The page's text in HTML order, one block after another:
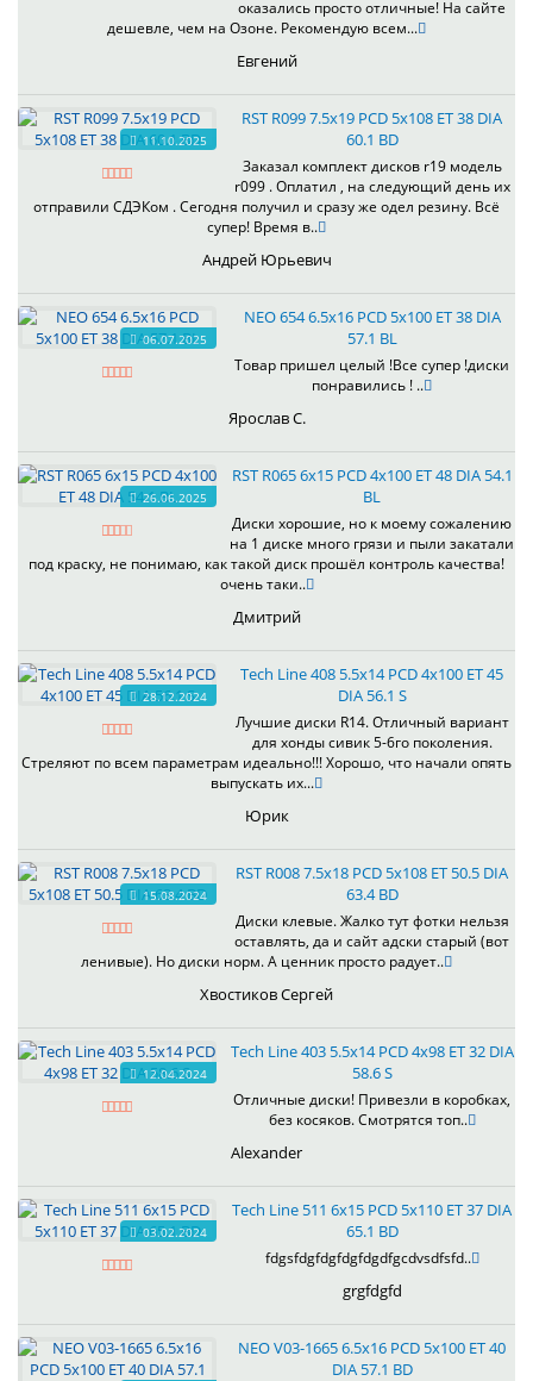
оказались просто отличные! На сайте
дешевле, чем на Озоне. Рекомендую всем...
Евгений
11.10.2025
RST R099 7.5x19 PCD 5x108 ET 38 DIA
60.1 BD
Заказал комплект дисков r19 модель
r099 . Оплатил , на следующий день их
отправили СДЭКом . Сегодня получил и сразу же одел резину. Всё
супер! Время в..
Андрей Юрьевич
06.07.2025
NEO 654 6.5x16 PCD 5x100 ET 38 DIA
57.1 BL
Товар пришел целый !Все супер !диски
понравились ! ..
Ярослав С.
26.06.2025
RST R065 6x15 PCD 4x100 ET 48 DIA 54.1
BL
Диски хорошие, но к моему сожалению
на 1 диске много грязи и пыли закатали
под краску, не понимаю, как такой диск прошёл контроль качества!
очень таки..
Дмитрий
28.12.2024
Tech Line 408 5.5x14 PCD 4x100 ET 45
DIA 56.1 S
Лучшие диски R14. Отличный вариант
для хонды сивик 5-6го поколения.
Стреляют по всем параметрам идеально!!! Хорошо, что начали опять
выпускать их...
Юрик
15.08.2024
RST R008 7.5x18 PCD 5x108 ET 50.5 DIA
63.4 BD
Диски клевые. Жалко тут фотки нельзя
оставлять, да и сайт адски старый (вот
ленивые). Но диски норм. А ценник просто радует..
Хвостиков Сергей
12.04.2024
Tech Line 403 5.5x14 PCD 4x98 ET 32 DIA
58.6 S
Отличные диски! Привезли в коробках,
без косяков. Смотрятся топ..
Alexander
03.02.2024
Tech Line 511 6x15 PCD 5x110 ET 37 DIA
65.1 BD
fdgsfdgfdgfdgfdgdfgcdvsdfsfd..
grgfdgfd
NEO V03-1665 6.5x16 PCD 5x100 ET 40
DIA 57.1 BD